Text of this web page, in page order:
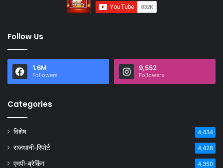
Follow Us
1.6M
Followers
9,552
Followers
Categories
विशेष 4,434
राजधानी-रिपोर्ट 4,428
एमपी-ब्रेकिंग 4,350